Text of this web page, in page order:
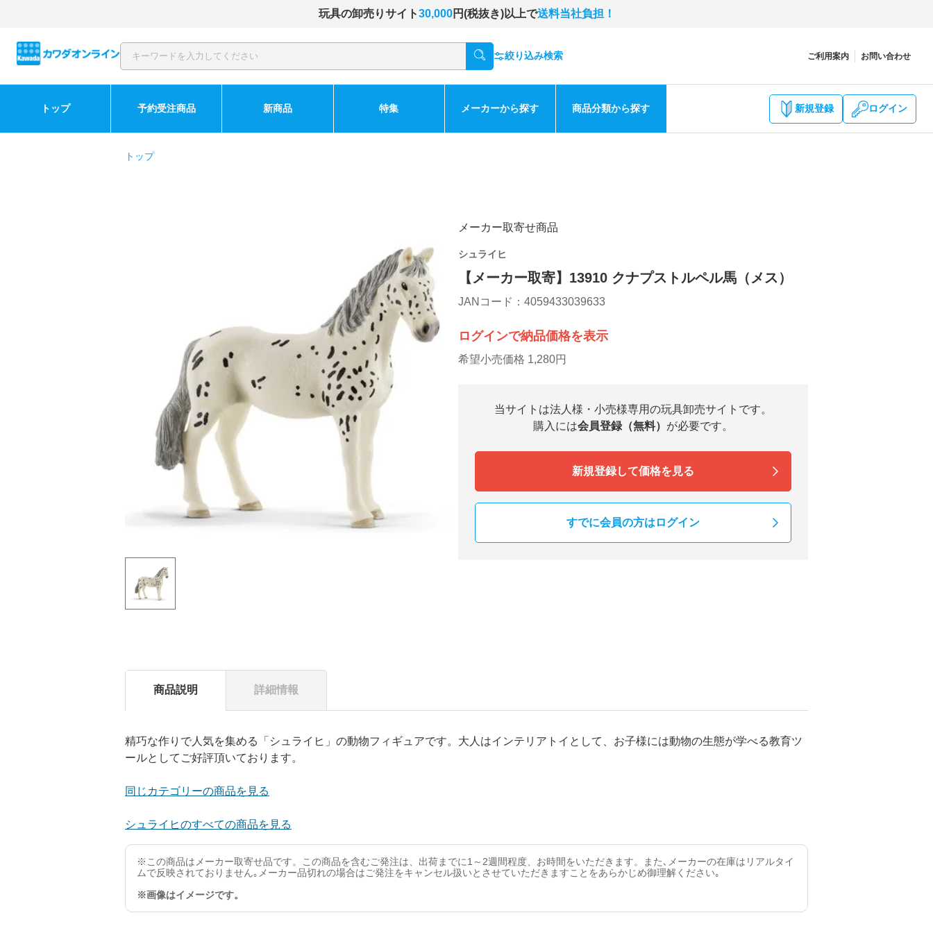
玩具の卸売りサイト30,000円(税抜き)以上で送料当社負担！
絞り込み検索 ご利用案内 お問い合わせ
トップ 予約受注商品 新商品 特集 メーカーから探す 商品分類から探す 新規登録 ログイン
トップ
メーカー取寄せ商品
シュライヒ
【メーカー取寄】13910 クナプストルペル馬（メス）
JANコード：4059433039633
ログインで納品価格を表示
希望小売価格 1,280円
当サイトは法人様・小売様専用の玩具卸売サイトです。
購入には会員登録（無料） が必要です。
新規登録して価格を見る
すでに会員の方はログイン
商品説明 詳細情報
精巧な作りで人気を集める「シュライヒ」の動物フィギュアです。大人はインテリアトイとして、お子様には動物の生態が学べる教育ツ
ールとしてご好評頂いております。
同じカテゴリーの商品を見る
シュライヒのすべての商品を見る
※この商品はメーカー取寄せ品です。この商品を含むご発注は、出荷までに1～2週間程度、お時間をいただきます。また､メーカーの在庫はリアルタイ
ムで反映されておりません｡メーカー品切れの場合はご発注をキャンセル扱いとさせていただきますことをあらかじめ御理解ください｡
※画像はイメージです。